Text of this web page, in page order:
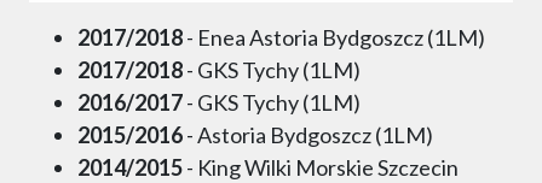
2017/2018- Enea Astoria Bydgoszcz (1LM)
2017/2018- GKS Tychy (1LM)
2016/2017- GKS Tychy (1LM)
2015/2016- Astoria Bydgoszcz (1LM)
2014/2015- King Wilki Morskie Szczecin